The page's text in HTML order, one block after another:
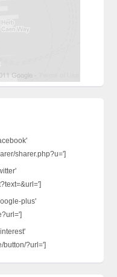
sharer.php?u=']
plus'
button/?url=']